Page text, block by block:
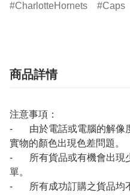
CharlotteHornets Caps
商品詳情
注意事項：
- 由於電話或電腦的解像
實物的顏色出現色差問題。
- 所有貨品或有機會出現
單。
- 所有成功訂購之貨品均不